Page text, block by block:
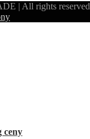
| All rights reserved
ceny